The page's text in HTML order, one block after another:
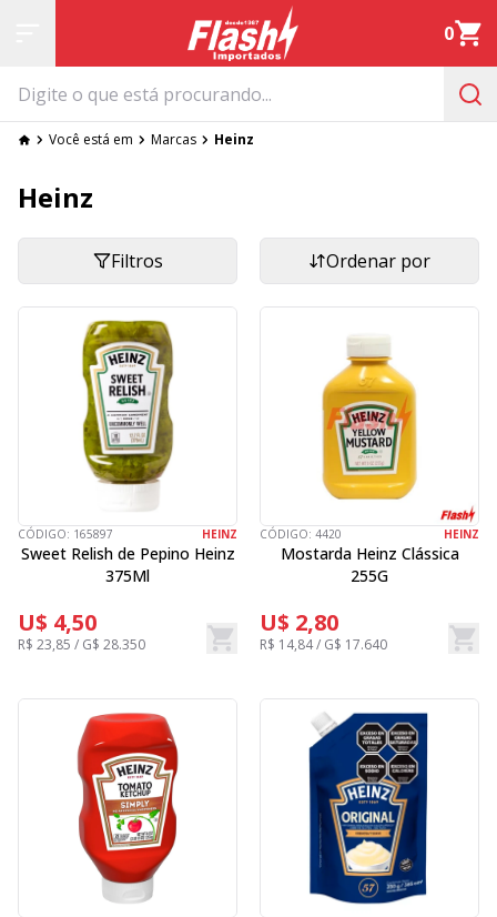
0
Você está em Marcas Heinz
Heinz
Filtros Ordenar por
CÓDIGO: 165897 HEINZ
Sweet Relish de Pepino Heinz
375Ml
U$ 4,50
R$ 23,85 / G$ 28.350
CÓDIGO: 4420 HEINZ
Mostarda Heinz Clássica
255G
U$ 2,80
R$ 14,84 / G$ 17.640